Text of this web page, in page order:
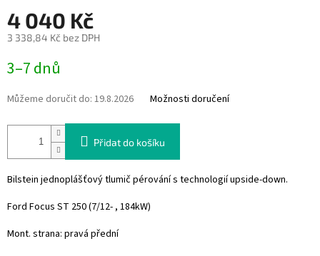
4 040 Kč
3 338,84 Kč bez DPH
cena:
3–7 dnů
Můžeme doručit do: 19.8.2026 Možnosti doručení
Přidat do košíku
Bilstein jednoplášťový tlumič pérování s technologií upside-down.
Ford Focus ST 250 (7/12- , 184kW)
Mont. strana: pravá přední